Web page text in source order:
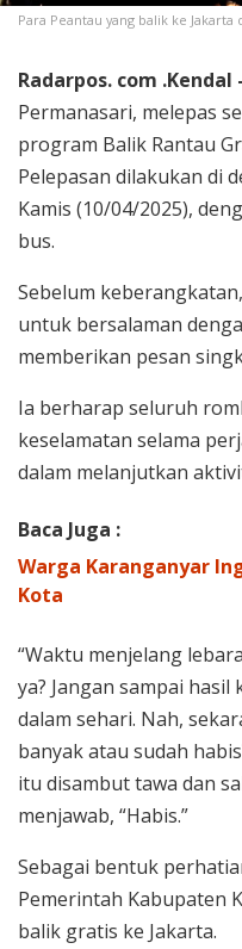
Para Peantau yang balik ke Jakarta
Radarpos. com .Kendal
Permanasari, melepas
program Balik Rantau
Pelepasan dilakukan di
Kamis (10/04/2025),
bus.
Sebelum
untuk bersalaman
memberikan pesan
Ia berharap seluruh
keselamatan selama
dalam melanjutkan
Baca Juga :
Warga Karanganyar
Kota
“Waktu menjelang
ya? Jangan sampai
dalam sehari. Nah,
banyak atau sudah
itu disambut tawa dan
menjawab, “Habis.”
Sebagai bentuk
Pemerintah Kabupaten
balik gratis ke Jakarta.